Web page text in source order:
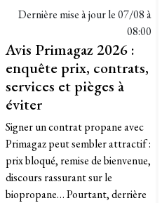
Dernière mise à jour le07/08 à
08:00
Avis Primagaz 2026 :
enquête prix, contrats,
services et pièges à
éviter
Signer un contrat propane avec
Primagaz peut sembler attractif :
prix bloqué, remise de bienvenue,
discours rassurant sur le
biopropane… Pourtant, derrière